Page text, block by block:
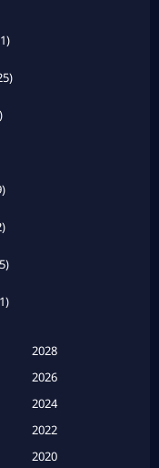
รื่องจริง(2)
2028
2026
2024
2022
2020